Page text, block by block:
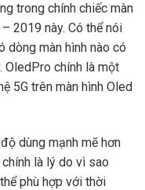
trong chính chiếc màn
2019 này. Có thể nói
dòng màn hình nào có
OledPro chính là một
5G trên màn hình Oled
dùng mạnh mẽ hơn
là lý do vì sao
phù hợp với thời